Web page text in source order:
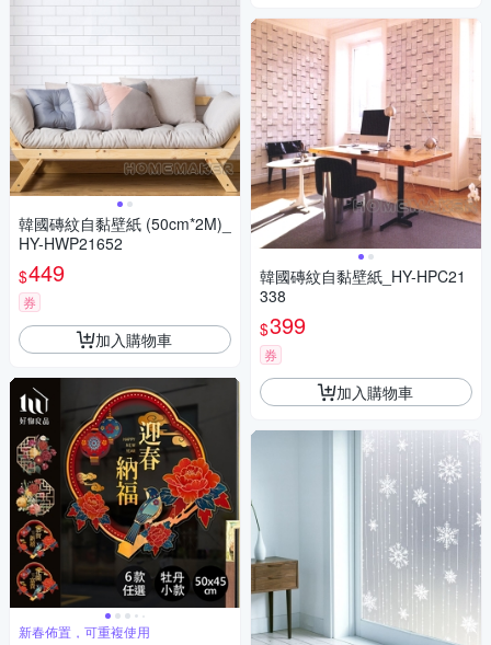
韓國磚紋自黏壁紙 (50cm*2M)_
HY-HWP21652
$449
券
加入購物車
新春佈置，可重複使用
韓國磚紋自黏壁紙_HY-HPC21
338
$399
券
加入購物車